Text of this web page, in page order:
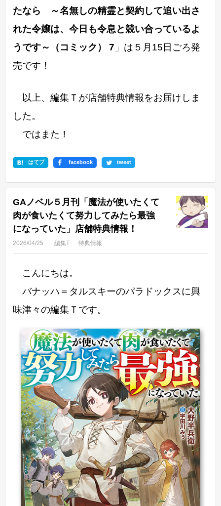
たなら ～名無しの精霊と契約して追い出さ
れた令嬢は、今日も令息と競い合っているよ
うです～（コミック） 7 」は５月15日ごろ発
売です！
以上、編集Ｔが店舗特典情報をお届けしま
した。
ではまた！
はてブ facebook tweet
GAノベル５月刊「魔法が使いたくて
肉が食いたくて努力してみたら最強
になっていた」店舗特典情報！
2026/04/25 編集T 特典情報
こんにちは。
バナッハ＝タルスキーのパラドックスに興
味津々の編集Ｔです。